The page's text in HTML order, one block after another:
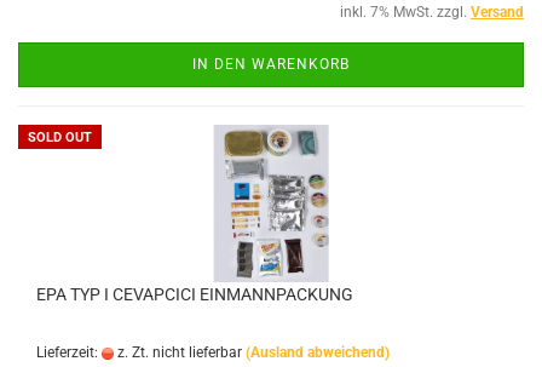
inkl. 7% MwSt. zzgl. Versand
IN DEN WARENKORB
SOLD OUT
EPA TYP I CEVAPCICI EINMANNPACKUNG
Lieferzeit: z. Zt. nicht lieferbar (Ausland abweichend)